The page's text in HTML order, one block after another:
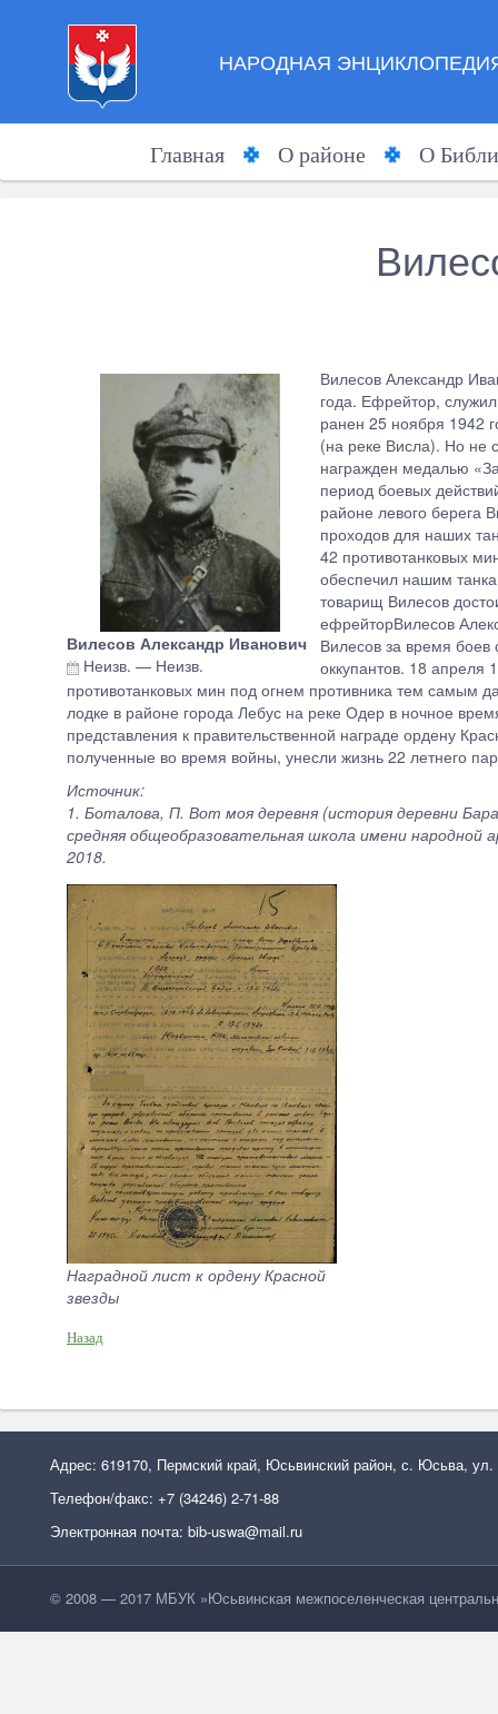
НАРОДНАЯ
Главная О районе О
Вилесов Александр Иванович
Неизв. — Неизв.
Вилесов Александр
года. Ефрейтор,
ранен 25 ноября 1942
(на реке Висла). Но не
награжден медалью
период боевых
районе левого берега
проходов для наших
42 противотанковых
обеспечил нашим
товарищ Вилесов
ефрейторВилесов
Вилесов за время
оккупантов. 18 апреля
противотанковых мин под огнем противника тем самым
лодке в районе города Лебус на реке Одер в ночное
представления к правительственной награде ордену
полученные во время войны, унесли жизнь 22 летнего
Источник:
1. Боталова, П. Вот моя деревня (история деревни
средняя общеобразовательная школа имени
2018.
Наградной лист к ордену Красной
звезды
Назад
Адрес: 619170, Пермский край, Юсьвинский район, с. Юсьва, ул.
Телефон/факс: +7 (34246) 2-71-88
Электронная почта: bib-uswa@mail.ru
© 2008 — 2017 МБУК »Юсьвинская межпоселенческая